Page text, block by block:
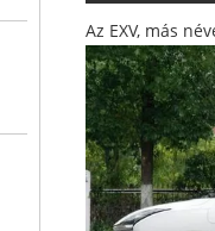
Az EXV, más